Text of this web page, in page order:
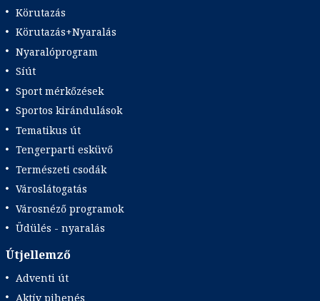
Körutazás
Körutazás+Nyaralás
Nyaralóprogram
Síút
Sport mérkőzések
Sportos kirándulások
Tematikus út
Tengerparti esküvő
Természeti csodák
Városlátogatás
Városnéző programok
Üdülés - nyaralás
Útjellemző
Adventi út
Aktív pihenés